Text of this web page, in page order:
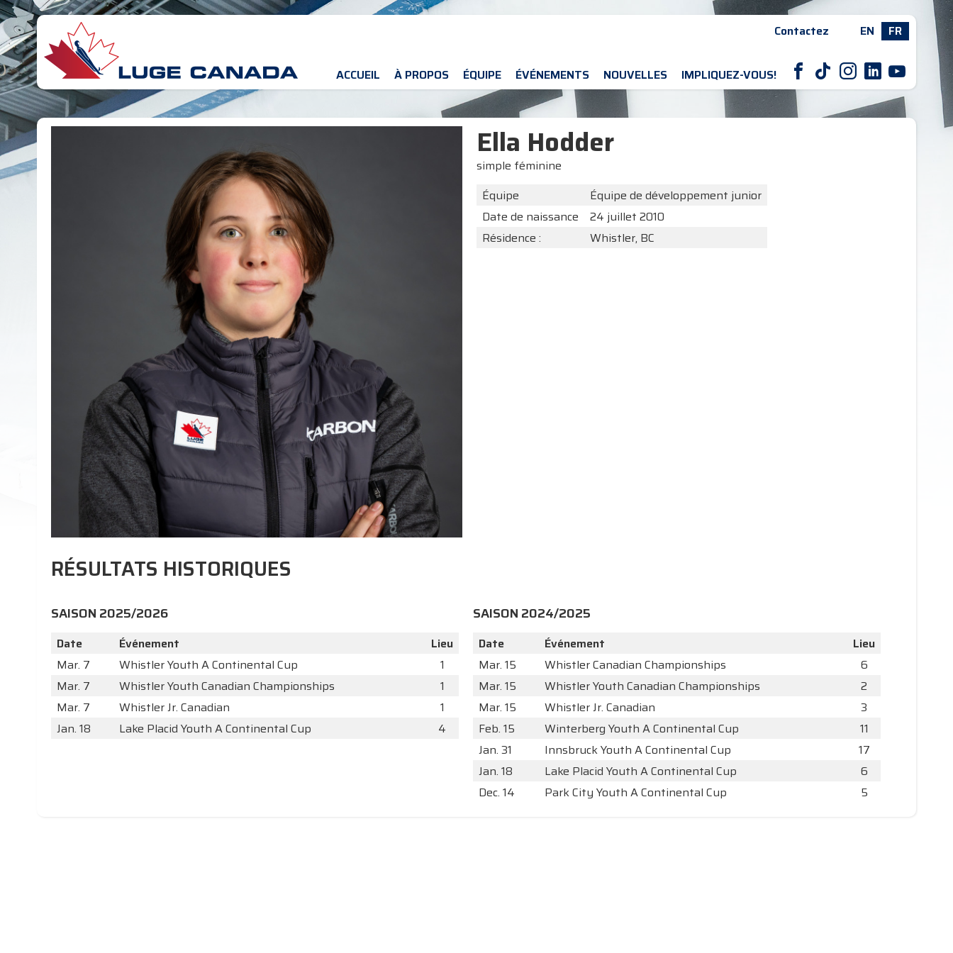
Contactez EN FR
ACCUEIL À PROPOS ÉQUIPE ÉVÉNEMENTS NOUVELLES IMPLIQUEZ-VOUS! F T I L Y
Ella Hodder
simple féminine
Équipe
Équipe de développement junior
Date de naissance
24 juillet 2010
Résidence :
Whistler, BC
RÉSULTATS HISTORIQUES
SAISON 2025/2026
Date Événement
Lieu
Mar. 7
Whistler Youth A Continental Cup
1
Mar. 7
Whistler Youth Canadian Championships
1
Mar. 7
Whistler Jr. Canadian
1
Jan. 18
Lake Placid Youth A Continental Cup 4
SAISON 2024/2025
Date Événement
Lieu
Mar. 15
Whistler Canadian Championships
6
Mar. 15
Whistler Youth Canadian Championships
2
Mar. 15
Whistler Jr. Canadian
3
Feb. 15
Winterberg Youth A Continental Cup
11
Jan. 31
Innsbruck Youth A Continental Cup
17
Jan. 18
Lake Placid Youth A Continental Cup
6
Dec. 14
Park City Youth A Continental Cup 5